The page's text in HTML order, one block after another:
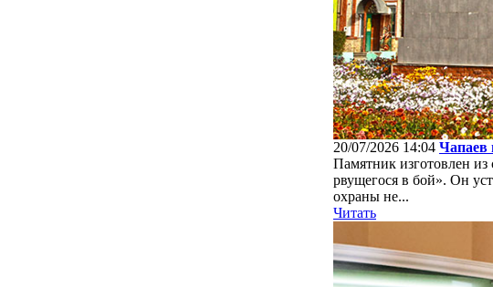
20/07/2026 14:04 Чапаев
Памятник изготовлен из
рвущегося в бой». Он
охраны не...
Читать